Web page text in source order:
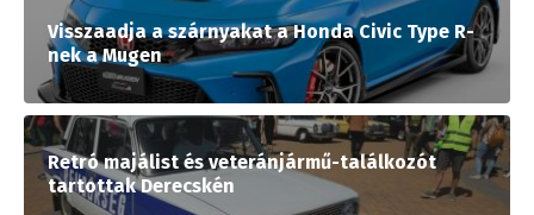
Visszaadja a szárnyakat a Honda Civic Type R-
nek a Mugen
Retró majálist és veteránjármű-találkozót
tartottak Derecskén